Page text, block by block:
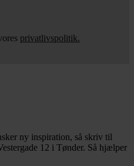
privatlivspolitik.
ny inspiration, så skriv til
12 i Tønder. Så hjælper